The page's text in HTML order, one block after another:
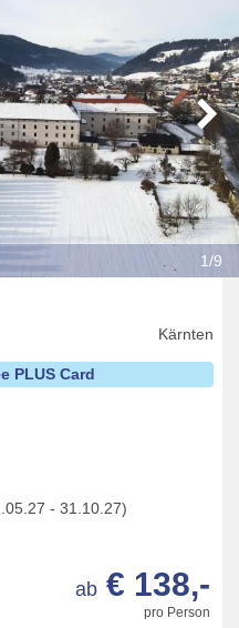
1/9
Kärnten
PLUS Card
- 31.10.27)
pro Person
ab € 138,-